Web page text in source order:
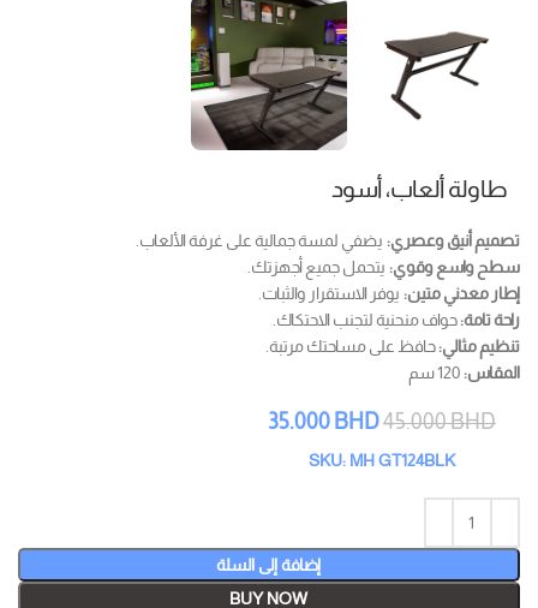
طاولة ألعاب، أسود
تصميم أنيق وعصري: يضفي لمسة جمالية على غرفة الألعاب.
سطح واسع وقوي: يتحمل جميع أجهزتك.
إطار معدني متين: يوفر الاستقرار والثبات.
راحة تامة:حواف منحنية لتجنب الاحتكاك.
تنظيم مثالي:حافظ على مساحتك مرتبة.
المقاس: 120 سم
45.000BHD
35.000 BHD
SKU: MH GT124BLK
إضافة إلى السلة
BUY NOW